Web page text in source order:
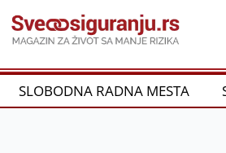
на
садржај
SLOBODNA RADNA MESTA